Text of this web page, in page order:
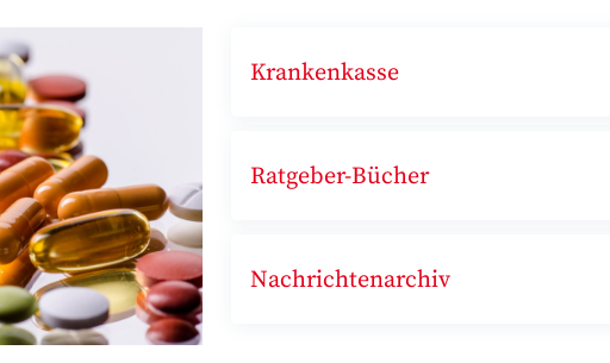
Krankenkasse
Ratgeber-Bücher
Nachrichtenarchiv